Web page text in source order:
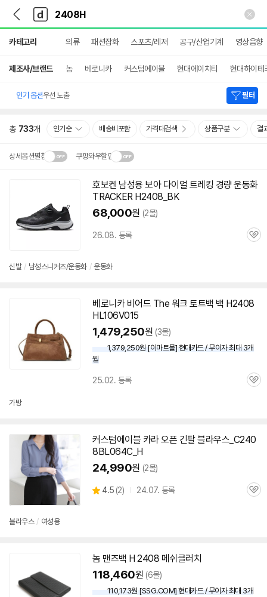
다
나
와
가
기
다
와
메
인
카테고리 의류 패션잡화 스포츠/레저 공구/산업기계 영상음향
제조사/브랜드 놈 베로니카 커스텀에이블 현대에이치티 현대하이테
인기 옵션우선 노출 필터
총 733개 인기순 배송비포함 가격대검색 상품구분 결
상세옵션펼침 쿠팡와우할인
배송·설치비가 달라집니다.닫
기
호보켄 남성용 보아 다이얼 트레킹 경량 운동화
TRACKER H2408_BK
68,000원 (2몰)
26.08. 등록
관
신발 / 남성스니커즈/운동화 / 운동화
베로니카 비어드 The 워크 토트백 백 H2408
HL106V015
1,479,250원 (3몰)
1,379,250원 [이마트몰] 현대카드 / 무이자 최대 3개
월
25.02. 등록
관
가방
커스텀에이블 카라 오픈 긴팔 블라우스_C240
8BL064C_H
24,990원 (2몰)
별
4.5 (상
2) 24.07. 등록
관
블라우스 / 여성용
놈 맨즈백 H 2408 메쉬클러치
118,460원 (6몰)
110,173원 [SSG.COM] 현대카드 / 무이자 최대 3개